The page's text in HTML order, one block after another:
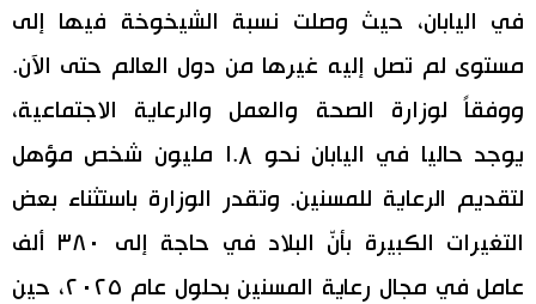
لايف ستايل
إعلان
في اليابان، حيث وصلت نسبة الشيخوخة فيها إلى
مستوى لم تصل إليه غيرها من دول العالم حتى الآن.
ووفقاً لوزارة الصحة والعمل والرعاية الاجتماعية،
يوجد حاليا في اليابان نحو ١.۸ مليون شخص مؤهل
لتقديم الرعاية للمسنين. وتقدر الوزارة باستثناء بعض
التغيرات الكبيرة بأنّ البلاد في حاجة إلى ٣٨٠ ألف
عامل في مجال رعاية المسنين بحلول عام ٢٠٢٥، حين